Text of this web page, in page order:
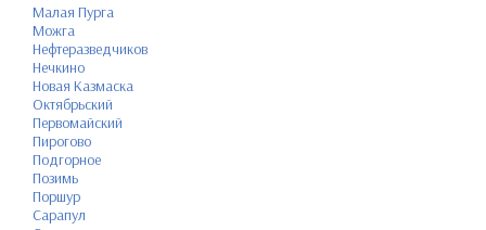
Малая Пурга
Можга
Нефтеразведчиков
Нечкино
Новая Казмаска
Октябрьский
Первомайский
Пирогово
Подгорное
Позимь
Поршур
Сарапул